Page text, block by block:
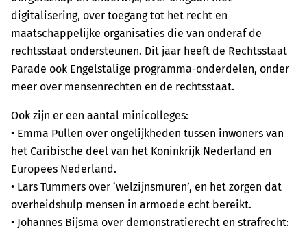
digitalisering, over toegang tot het recht en
maatschappelijke organisaties die van onderaf de
rechtsstaat ondersteunen. Dit jaar heeft de Rechtsstaat
Parade ook Engelstalige programma-onderdelen, onder
meer over mensenrechten en de rechtsstaat.
Ook zijn er een aantal mini­colleges:
• Emma Pullen over ongelijkheden tussen inwoners van
het Caribische deel van het Koninkrijk Nederland en
Europees Nederland.
• Lars Tummers over ‘welzijnsmuren’, en het zorgen dat
overheidshulp mensen in armoede echt bereikt.
• Johannes Bijsma over demonstratierecht en strafrecht: